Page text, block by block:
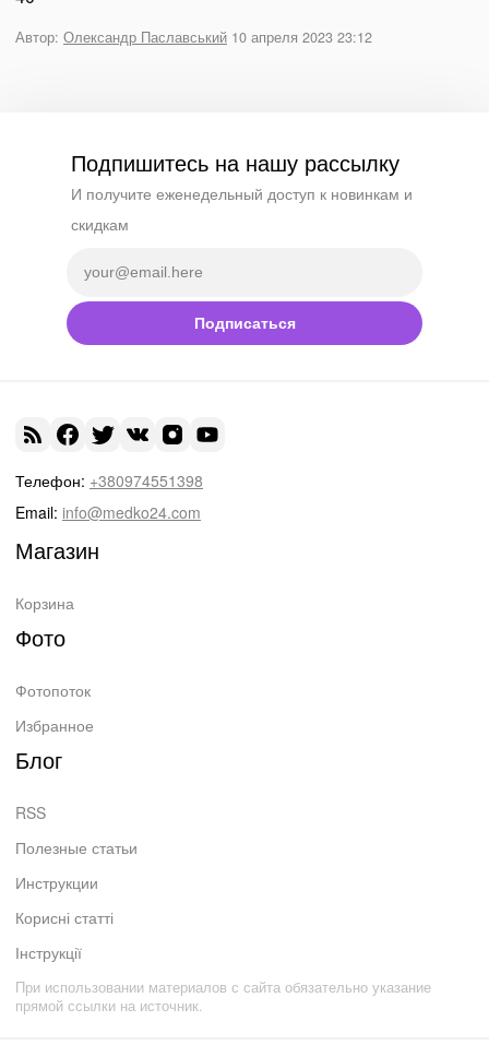
Автор: Олександр Паславський 10 апреля 2023 23:12
Подпишитесь на нашу рассылку
И получите еженедельный доступ к новинкам и
скидкам
Подписаться
Телефон: +380974551398
Email: info@medko24.com
Магазин
Корзина
Фото
Фотопоток
Избранное
Блог
RSS
Полезные статьи
Инструкции
Корисні статті
Інструкції
При использовании материалов с сайта обязательно указание
прямой ссылки на источник.